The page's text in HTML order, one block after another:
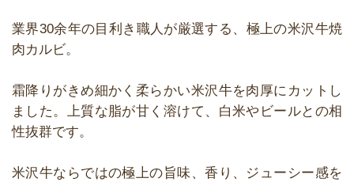
業界30余年の目利き職人が厳選する、極上の米沢牛焼
肉カルビ。
霜降りがきめ細かく柔らかい米沢牛を肉厚にカットし
ました。上質な脂が甘く溶けて、白米やビールとの相
性抜群です。
米沢牛ならではの極上の旨味、香り、ジューシー感を